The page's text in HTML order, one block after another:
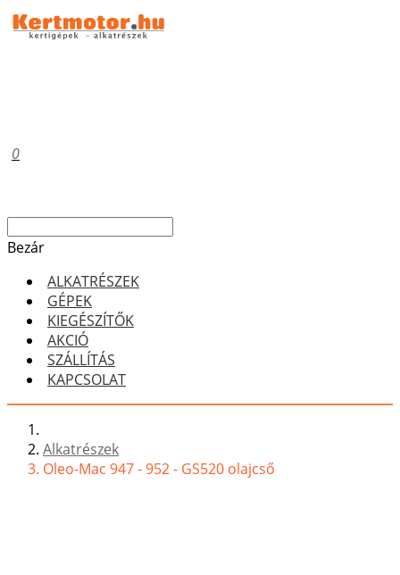
0
Bezár
ALKATRÉSZEK
GÉPEK
KIEGÉSZÍTŐK
AKCIÓ
SZÁLLÍTÁS
KAPCSOLAT
Alkatrészek
Oleo-Mac 947 - 952 - GS520 olajcső